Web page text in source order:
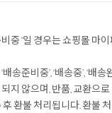
중 '일 경우는 쇼핑몰 마
송준비중’, ‘배송중’, ‘배
지 않으며, 반품, 교환으로
환불 처리됩니다. 환불